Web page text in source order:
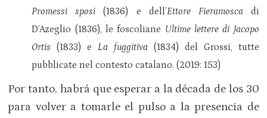
Promessi sposi (1836) e dell’Ettore Fieramosca di
D’Azeglio (1836), le foscoliane Ultime lettere di Jacopo
Ortis (1833) eLa fuggitiva (1834) del Grossi, tutte
pubblicate nel contesto catalano. (2019: 153)
Por tanto, habrá que esperar a la década de los 30
para volver a tomarle el pulso a la presencia de